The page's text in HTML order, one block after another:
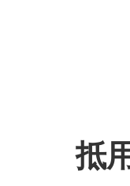
抵